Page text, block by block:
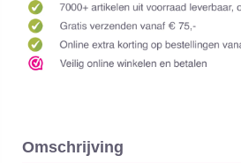
Omschrijving